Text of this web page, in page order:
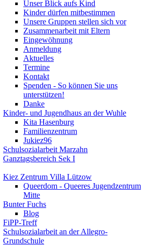
Unser Blick aufs Kind
Kinder dürfen mitbestimmen
Unsere Gruppen stellen sich vor
Zusammenarbeit mit Eltern
Eingewöhnung
Anmeldung
Aktuelles
Termine
Kontakt
Spenden - So können Sie uns
unterstützen!
Danke
Kinder- und Jugendhaus an der Wuhle
Kita Hasenburg
Familienzentrum
Jukiez96
Schulsozialarbeit Marzahn
Ganztagsbereich Sek I
Kiez Zentrum Villa Lützow
Queerdom - Queeres Jugendzentrum
Mitte
Bunter Fuchs
Blog
FiPP-Treff
Schulsozialarbeit an der Allegro-
Grundschule